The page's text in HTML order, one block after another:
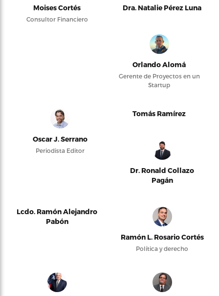
Moises Cortés
Consultor Financiero
Dra. Natalie Pérez Luna
Orlando Alomá
Gerente de Proyectos en un
Startup
Oscar J. Serrano
Periodista Editor
Tomás Ramírez
Dr. Ronald Collazo
Pagán
Lcdo. Ramón Alejandro
Pabón
Ramón L. Rosario Cortés
Política y derecho